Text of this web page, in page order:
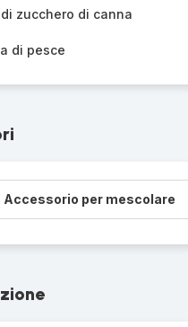
zucchero di canna
di pesce
Accessorio per mescolare